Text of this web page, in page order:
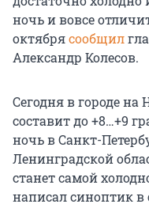
ночь и вовсе
октябрясообщил
Александр Колесов.
Сегодня в городе на
составит до +8…+9
ночь в Санкт-
Ленинградской
станет самой
написал синоптик в